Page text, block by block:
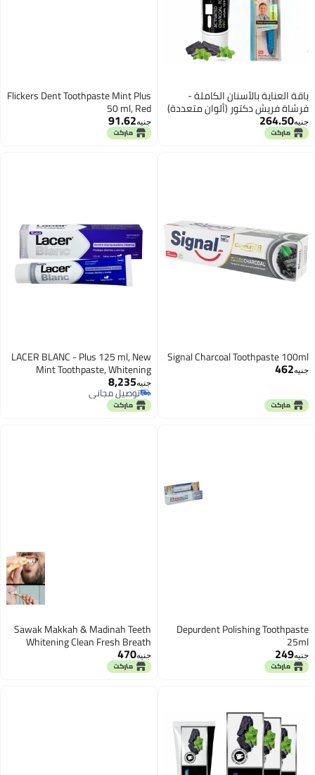
باقة العناية بالأسنان الكاملة -
فرشاة فريش دكتور (ألوان متعددة)
+ معجون تبييض بالفحم المنشط
والأعشاب (140 مل)
جنيه264.50
Flickers Dent Toothpaste Mint Plus
50 ml, Red
جنيه91.62
Signal Charcoal Toothpaste 100ml
جنيه462
LACER BLANC - Plus 125 ml, New
Mint Toothpaste, Whitening
Action, Removes Tooth Stains,
Prevents Plaque, Tartar and Tooth
Sensitivity, Gum Protection
جنيه8,235
توصيل مجاني
توصيل مجاني
Depurdent Polishing Toothpaste
25ml
جنيه249
Sawak Makkah & Madinah Teeth
Whitening Clean Fresh Breath
Organic Chew Sticks Natural Flavor
3 Pieces Sawak Toothpicks Sealed
جنيه470